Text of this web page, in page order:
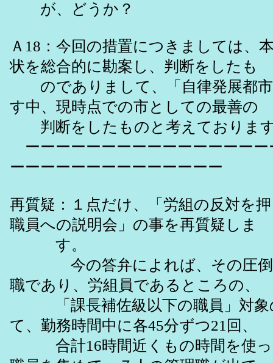
が、どうか？
Ａ18：今回の措置につきましては、
状を総合的に勘案し、判断をしたも
のでありまして、「自律発展都市
す中、現時点での市としての最善の
判断をしたものと考えておりま
ーーーーーーーーーーーーーーーー
ーーーーーーーーーーーーーー
再質疑：１点だけ、「労組の反対を
職員への説明会」の事を再質疑しま
す。
今の答弁によれば、その圧倒
職であり、労組員であるところの、
「課長補佐級以下の職員」対象
て、勤務時間中に各45分ずつ21回、
合計16時間近くもの時間を使っ